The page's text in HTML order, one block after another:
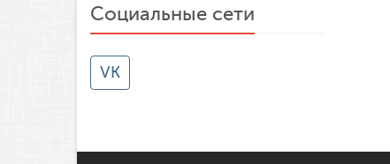
Социальные сети
VK